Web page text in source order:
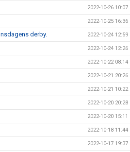
2022-10-26 10:07
2022-10-25 16:36
derby. 2022-10-24 12:59
2022-10-24 12:26
2022-10-22 08:14
2022-10-21 20:26
2022-10-21 10:22
2022-10-20 20:28
2022-10-20 15:11
2022-10-18 11:44
2022-10-17 19:37